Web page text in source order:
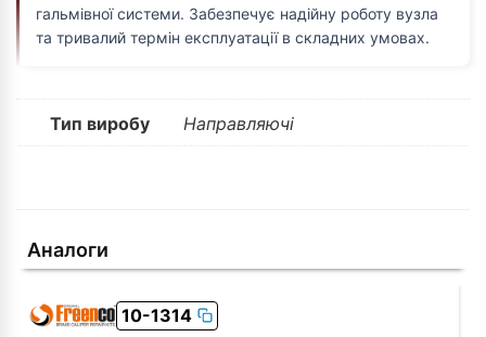
гальмівної системи. Забезпечує надійну роботу вузла
та тривалий термін експлуатації в складних умовах.
Тип виробу Направляючі
Аналоги
10-1314